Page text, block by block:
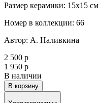
Размер керамики: 15х15 см
Номер в коллекции: 66
Автор: А. Наливкина
2 500 р
1 950 р
В наличии
В корзину